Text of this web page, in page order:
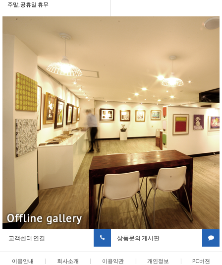
주말, 공휴일 휴무
고객센터 연결 상품문의 게시판
이용안내 | 회사소개 | 이용약관 | 개인정보 | PC버젼